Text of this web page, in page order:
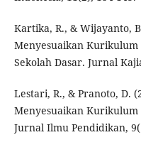
Kartika, R., & Wijayanto,
Menyesuaikan
Sekolah Dasar. Jurnal
Lestari, R., & Pranoto, D.
Menyesuaikan
Jurnal Ilmu Pendidikan,